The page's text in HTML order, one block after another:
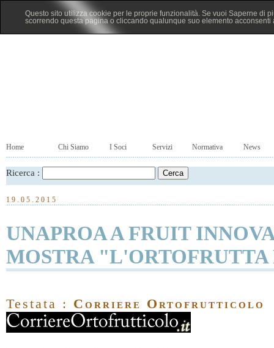
Questo sito utilizza cookie per le proprie funzionalità. Se vuoi Saperne di
scorrendo questa pagina o cliccando qualunque suo elemento acconsenti
Home Chi Siamo I Soci Servizi Normativa News
Ricerca :
19.05.2015
UNAPROA A FRUIT
MOSTRA
Testata : Corriere Ortofrutticolo